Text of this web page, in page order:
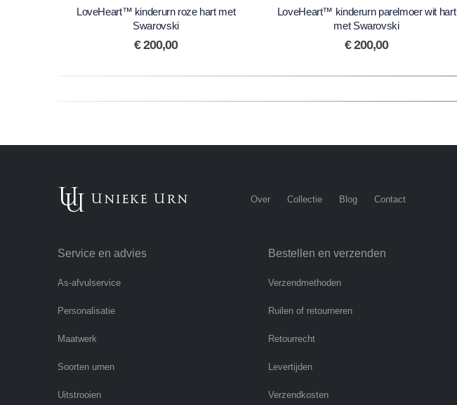
0out of 5
LoveHeart™ kinderurn roze hart met
Swarovski
€200,00
0out of 5
LoveHeart™ kinderurn parelmoer wit hart
met Swarovski
€200,00
Over Collectie Blog Contact
Service en advies
As-afvulservice
Personalisatie
Maatwerk
Soorten urnen
Uitstrooien
Bestellen en verzenden
Verzendmethoden
Ruilen of retourneren
Retourrecht
Levertijden
Verzendkosten